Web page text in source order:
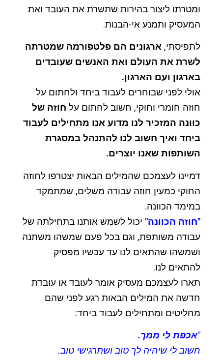
ומטרתו ליצור בהירות שתשרת את העובד ואת
המעסיק ותמנע אי-הבנות.
לתפיסתי, ארגונים הם פלטפורמה שמטרתה
לשרת את העולם ואת האנשים שעובדים
בארגון ועם הארגון.
אולי לפני שבוחרים לעבוד ביחד ולחתום על
חוזה חומרי וחוקי, חשוב לחתום על חוזה של
כוונה המזכיר לנו מדוע אנו מתחילים לעבוד
ביחד ואיך חשוב לנו להתנהל במסגרת
השותפות שאנו יוצרים.
דמיינו לעצמכם שהמילים הבאות יצטרפו לחוזה
החוקי כמעין חוזה עבודה משלים, שמתמקד
במימד הכוונה.
"חוזה הכוונה" יכול לשמש אותנו בתחילתה של
עבודה משותפת, וגם בכל פעם שמשהו משתנה
ושמשהו שהתאים לנו עד עכשיו מפסיק
להתאים לנו.
תארו לעצמכם מעסיק אומר לעובד או עובדת
חדשה את המילים הבאות רגע לפני שהם
מחליטים ומתחילים לעבוד ביחד:
"אכפת לי ממך.
חשוב לי שיהיה לך טוב ושתרגישי טוב.